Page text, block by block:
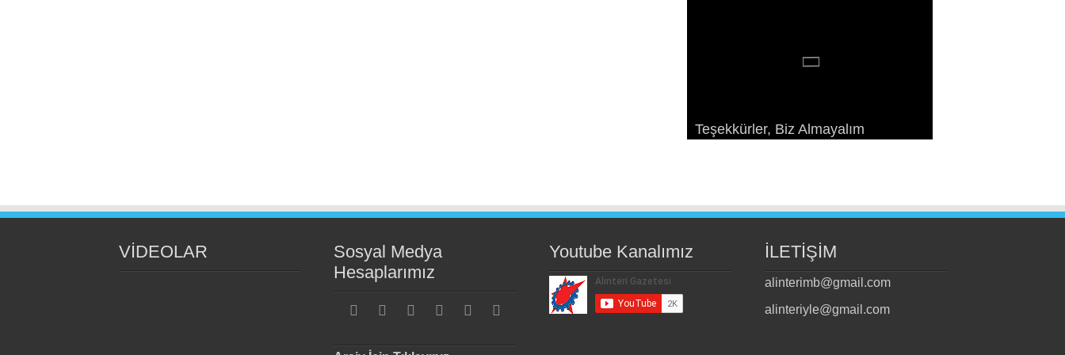
Teşekkürler, Biz Almayalım
Kazandırmak
Devrimin Esasları ve Örgütlenmesi
Konuşma
geleceğimiz*
VİDEOLAR
Sosyal Medya
Hesaplarımız
Youtube Kanalımız İLETİŞİM
alinterimb@gmail.com
alinteriyle@gmail.com